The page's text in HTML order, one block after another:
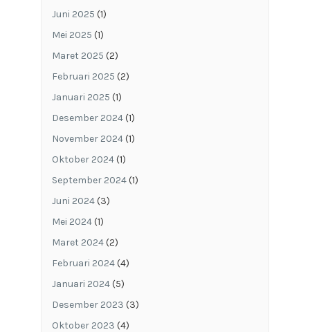
Juni 2025 (1)
Mei 2025 (1)
Maret 2025 (2)
Februari 2025 (2)
Januari 2025 (1)
Desember 2024(1)
November 2024(1)
Oktober 2024(1)
September 2024(1)
Juni 2024(3)
Mei 2024(1)
Maret 2024(2)
Februari 2024(4)
Januari 2024(5)
Desember 2023 (3)
Oktober 2023 (4)